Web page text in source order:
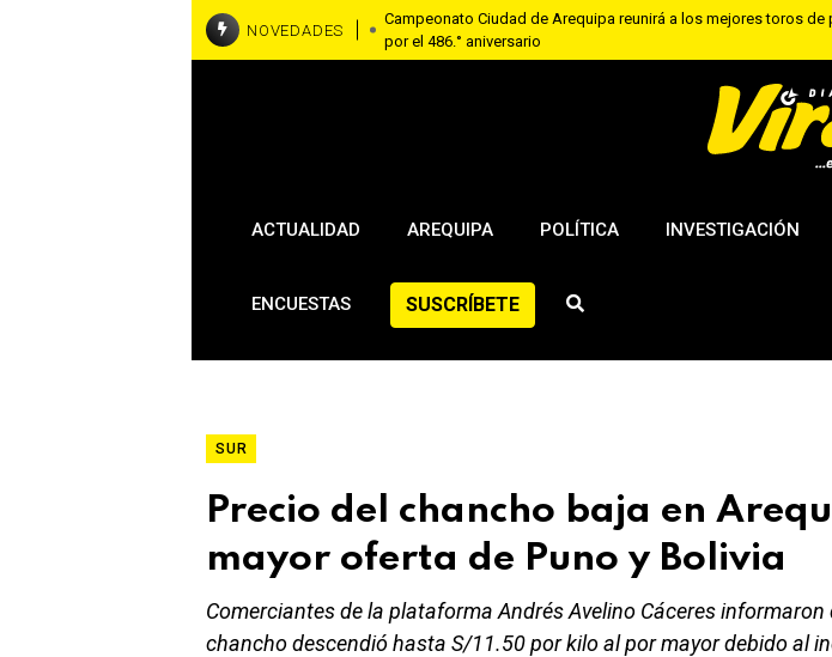
NOVEDADES
Campeonato Ciudad de Arequipa reunirá a los mejores toros de
por el 486.° aniversario
RallyMobil llega a Arequipa con competencia de velocidad en
Brasil y Estados Unidos elevan tensión diplomática tras retiro de
ACTUALIDAD AREQUIPA POLÍTICA INVESTIGACIÓN
ENCUESTAS SUSCRÍBETE
SUR
Precio del chancho baja en
mayor oferta de Puno y Bolivia
Comerciantes de la plataforma Andrés Avelino Cáceres informaron
chancho descendió hasta S/11.50 por kilo al por mayor debido al